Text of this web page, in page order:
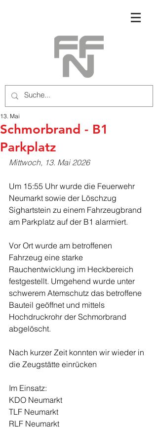
Schmorbrand - B1
Parkplatz
13. Mai
Mittwoch, 13. Mai 2026
Um 15:55 Uhr wurde die Feuerwehr
Neumarkt sowie der Löschzug
Sighartstein zu einem Fahrzeugbrand
am Parkplatz auf der B1 alarmiert.
Vor Ort wurde am betroffenen
Fahrzeug eine starke
Rauchentwicklung im Heckbereich
festgestellt. Umgehend wurde unter
schwerem Atemschutz das betroffene
Bauteil geöffnet und mittels
Hochdruckrohr der Schmorbrand
abgelöscht.
Nach kurzer Zeit konnten wir wieder in
die Zeugstätte einrücken
Im Einsatz:
KDO Neumarkt
TLF Neumarkt
RLF Neumarkt